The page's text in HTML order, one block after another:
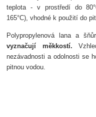
teplota - v prostředí do
165°C), vhodné k použití do
Polypropylenová lana a
vyznačují měkkostí.
nezávadnosti a odolnosti se
pitnou vodou.